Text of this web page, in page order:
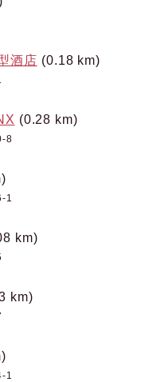
酒店 (0.18 km)
(0.28 km)
8
1
km)
km)
1